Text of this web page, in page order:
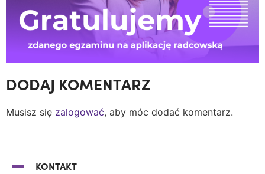
DODAJ KOMENTARZ
Musisz się zalogować, aby móc dodać komentarz.
KONTAKT